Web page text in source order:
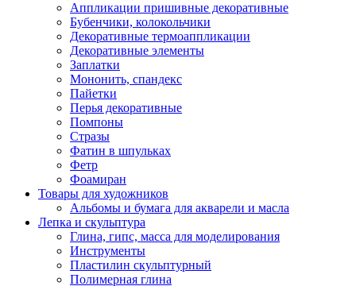
Аппликации пришивные декоративные
Бубенчики, колокольчики
Декоративные термоаппликации
Декоративные элементы
Заплатки
Мононить, спандекс
Пайетки
Перья декоративные
Помпоны
Стразы
Фатин в шпульках
Фетр
Фоамиран
Товары для художников
Альбомы и бумага для акварели и масла
Лепка и скульптура
Глина, гипс, масса для моделирования
Инструменты
Пластилин скульптурный
Полимерная глина